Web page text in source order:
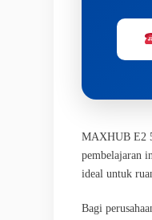
MAXHUB E2
pembelajaran
ideal untuk
Bagi